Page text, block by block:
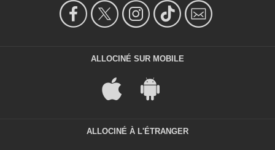
ALLOCINÉ SUR MOBILE
ALLOCINÉ À L'ÉTRANGER